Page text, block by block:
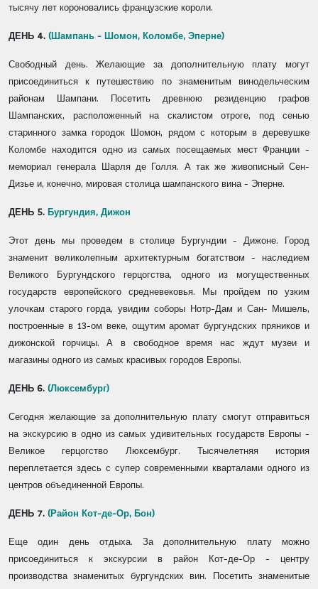
тысячу лет короновались французские короли.
ДЕНЬ 4. (Шампань - Шомон, Коломбе, Эперне)
Свободный день. Желающие за дополнительную плату могут
присоединиться к путешествию по знаменитым винодельческим
районам Шампани. Посетить древнюю резиденцию графов
Шампанских, расположенный на скалистом отроге, под сенью
старинного замка городок Шомон, рядом с которым в деревушке
Коломбе находится одно из самых посещаемых мест Франции -
мемориал генерала Шарля де Голля. А так же живописный Сен-
Дизье и, конечно, мировая столица шампанского вина - Эперне.
ДЕНЬ 5. Бургундия, Дижон
Этот день мы проведем в столице Бургундии - Дижоне. Город
знаменит великолепным архитектурным богатством - наследием
Великого Бургундского герцогства, одного из могущественных
государств европейского средневековья. Мы пройдем по узким
улочкам старого горда, увидим соборы Нотр-Дам и Сан- Мишель,
построенные в 13-ом веке, ощутим аромат бургундских пряников и
дижонской горчицы. А в свободное время нас ждут музеи и
магазины одного из самых красивых городов Европы.
ДЕНЬ 6. (Люксембург)
Сегодня желающие за дополнительную плату смогут отправиться
на экскурсию в одно из самых удивительных государств Европы -
Великое герцогство Люксембург. Тысячелетняя история
переплетается здесь с супер современными кварталами одного из
центров объединенной Европы.
ДЕНЬ 7. (Район Кот-де-Ор, Бон)
Еще один день отдыха. За дополнительную плату можно
присоединиться к экскурсии в район Кот-де-Ор - центру
производства знаменитых бургундских вин. Посетить знаменитые